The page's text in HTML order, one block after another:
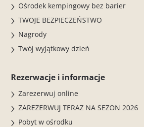
Ośrodek kempingowy bez barier
TWOJE BEZPIECZEŃSTWO
Nagrody
Twój wyjątkowy dzień
Rezerwacje i informacje
Zarezerwuj online
ZAREZERWUJ TERAZ NA SEZON 2026
Pobyt w ośrodku